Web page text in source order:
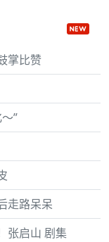
掌比赞
”
走路呆呆
张启山 剧集